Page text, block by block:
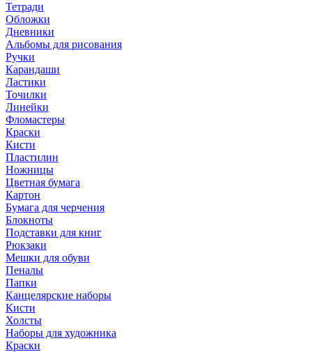
Тетради
Обложки
Дневники
Альбомы для рисования
Ручки
Карандаши
Ластики
Точилки
Линейки
Фломастеры
Краски
Кисти
Пластилин
Ножницы
Цветная бумага
Картон
Бумага для черчения
Блокноты
Подставки для книг
Рюкзаки
Мешки для обуви
Пеналы
Папки
Канцелярские наборы
Кисти
Холсты
Наборы для художника
Краски